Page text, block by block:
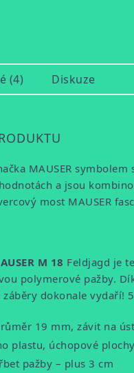
(4) Diskuze
MAUSER
a jsou
most MAUSER
M 18 Feldjagd je
polymerové pažby.
záběry dokonale
19 mm, závit na
plastu, úchopové
pažby – plus 3 cm